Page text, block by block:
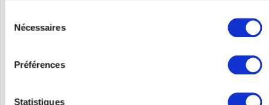
Nécessaires
Préférences
Statistiques